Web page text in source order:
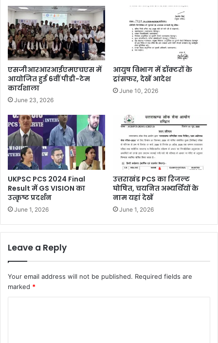
एसजीआरआरआईएमएचएस में
आयोजित हुई 6वीं पीडी-टेम
कार्यशाला
June 23, 2026
आयुष विभाग में डॉक्टरों के
ट्रांसफर, देखें आदेश
June 10, 2026
UKPSC PCS 2024 Final
Result में GS VISION का
उत्कृष्ट प्रदर्शन
June 1, 2026
उत्तराखंड PCS का रिजल्ट
घोषित, चयनित अभ्यर्थियों के
नाम यहां देखें
June 1, 2026
Leave a Reply
Your email address will not be published. Required fields are
marked *